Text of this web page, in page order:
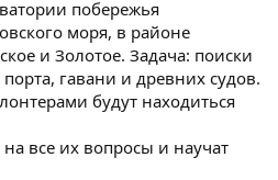
побережья
моря, в районе
и Золотое. Задача: поиски
гавани и древних судов.
будут находиться
все их вопросы и научат